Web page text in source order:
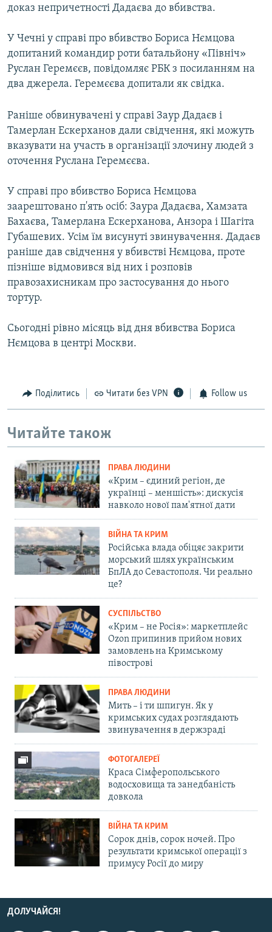
доказ непричетності Дадаєва до вбивства.
У Чечні у справі про вбивство Бориса Нємцова
допитаний командир роти батальйону «Північ»
Руслан Геремєєв, повідомляє РБК з посиланням на
два джерела. Геремєєва допитали як свідка.
Раніше обвинувачені у справі Заур Дадаєв і
Тамерлан Ескерханов дали свідчення, які можуть
вказувати на участь в організації злочину людей з
оточення Руслана Геремєєва.
У справі про вбивство Бориса Нємцова
заарештовано п'ять осіб: Заура Дадаєва, Хамзата
Бахаєва, Тамерлана Ескерханова, Анзора і Шагіта
Губашевих. Усім їм висунуті звинувачення. Дадаєв
раніше дав свідчення у вбивстві Нємцова, проте
пізніше відмовився від них і розповів
правозахисникам про застосування до нього
тортур.
Сьогодні рівно місяць від дня вбивства Бориса
Нємцова в центрі Москви.
Поділитись Читати без VPN Follow us
Читайте також
ПРАВА ЛЮДИНИ
«Крим – єдиний регіон, де
українці – меншість»: дискусія
навколо нової пам'ятної дати
ВІЙНА ТА КРИМ
Російська влада обіцяє закрити
морський шлях українським
БпЛА до Севастополя. Чи реально
це?
СУСПІЛЬСТВО
«Крим – не Росія»: маркетплейс
Ozon припинив прийом нових
замовлень на Кримському
півострові
ПРАВА ЛЮДИНИ
Мить – і ти шпигун. Як у
кримських судах розглядають
звинувачення в держзраді
ФОТОГАЛЕРЕЇ
Краса Сімферопольського
водосховища та занедбаність
довкола
ВІЙНА ТА КРИМ
Сорок днів, сорок ночей. Про
результати кримської операції з
примусу Росії до миру
ДОЛУЧАЙСЯ!